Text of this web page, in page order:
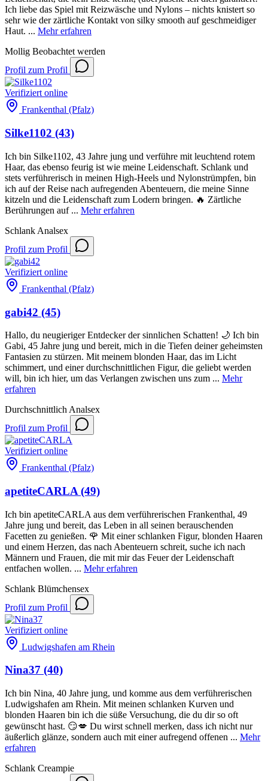
Ich liebe das Spiel mit Reizwäsche und Nylons – nichts knistert so
sehr wie der zärtliche Kontakt von silky smooth auf geschmeidiger
Haut. ... Mehr erfahren
Mollig Beobachtet werden
Profil zum Profil
Verifiziert online
Frankenthal (Pfalz)
Silke1102 (43)
Ich bin Silke1102, 43 Jahre jung und verführe mit leuchtend rotem
Haar, das ebenso feurig ist wie meine Leidenschaft. Schlank und
stets verführerisch in meinen High-Heels und Nylonstrümpfen, bin
ich auf der Reise nach aufregenden Abenteuern, die meine Sinne
kitzeln und die Leidenschaft zum Lodern bringen. 🔥 Zärtliche
Berührungen auf ... Mehr erfahren
Schlank Analsex
Profil zum Profil
Verifiziert online
Frankenthal (Pfalz)
gabi42 (45)
Hallo, du neugieriger Entdecker der sinnlichen Schatten! 🌙 Ich bin
Gabi, 45 Jahre jung und bereit, mich in die Tiefen deiner geheimsten
Fantasien zu stürzen. Mit meinem blonden Haar, das im Licht
schimmert, und einer durchschnittlichen Figur, die geliebt werden
will, bin ich hier, um das Verlangen zwischen uns zum ... Mehr
erfahren
Durchschnittlich Analsex
Profil zum Profil
Verifiziert online
Frankenthal (Pfalz)
apetiteCARLA (49)
Ich bin apetiteCARLA aus dem verführerischen Frankenthal, 49
Jahre jung und bereit, das Leben in all seinen berauschenden
Facetten zu genießen. 🌹 Mit einer schlanken Figur, blonden Haaren
und einem Herzen, das nach Abenteuern schreit, suche ich nach
Männern und Frauen, die mit mir das Feuer der Leidenschaft
entfachen wollen. ... Mehr erfahren
Schlank Blümchensex
Profil zum Profil
Verifiziert online
Ludwigshafen am Rhein
Nina37 (40)
Ich bin Nina, 40 Jahre jung, und komme aus dem verführerischen
Ludwigshafen am Rhein. Mit meinen schlanken Kurven und
blonden Haaren bin ich die süße Versuchung, die du dir so oft
gewünscht hast. 😏💋 Du wirst schnell merken, dass ich nicht nur
äußerlich glänze, sondern auch mit einer aufregend offenen ... Mehr
erfahren
Schlank Creampie